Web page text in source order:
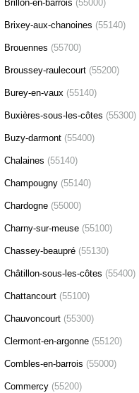
Brillon-en-barrois (55000)
Brixey-aux-chanoines (55140)
Brouennes (55700)
Broussey-raulecourt (55200)
Burey-en-vaux (55140)
Buxières-sous-les-côtes (55300)
Buzy-darmont (55400)
Chalaines (55140)
Champougny (55140)
Chardogne (55000)
Charny-sur-meuse (55100)
Chassey-beaupré (55130)
Châtillon-sous-les-côtes (55400)
Chattancourt (55100)
Chauvoncourt (55300)
Clermont-en-argonne (55120)
Combles-en-barrois (55000)
Commercy (55200)